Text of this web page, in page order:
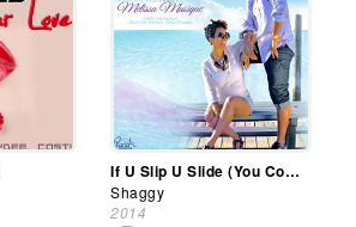
If U Slip U Slide (You Could Be Mine)
Shaggy
2014